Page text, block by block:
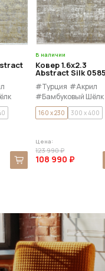
В наличии
Ковер 1.6x2.3
Abstract Silk
#Турция #Акрил
#Бамбуковый Шёлк
160 x 230 300 x 400
Цена:
123 990 ₽
108 990 ₽